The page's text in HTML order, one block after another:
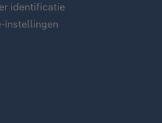
identificatie
instellingen